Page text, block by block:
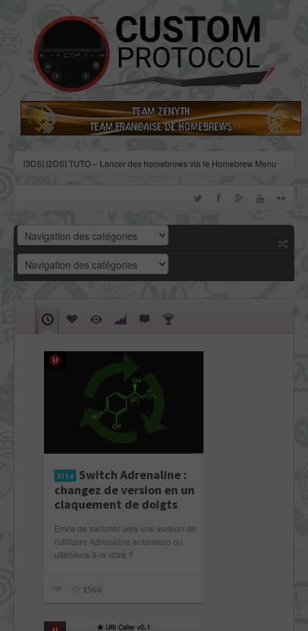
[3DS] [2DS] TUTO – Lancer des homebrews via le Homebrew Menu
[3DS] [2DS] TUTO - Utiliser l’exploit BannerBomb3 pour obtenir un
[3DS] [2DS] TUTO – Obtenir sa clé « movable.sed » de chiffrage
DSiWare via Seedminer
[Vita] Firmware 3.71 : et un nouveau firmware inutile, un !
Vita Switch Adrenaline :
changez de version en un
claquement de doigts
Envie de switcher vers une version de
l'utilitaire Adrenaline antérieure ou
ultérieure à la vôtre ?
1560